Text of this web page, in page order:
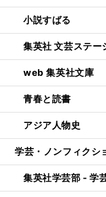
小説すばる
集英社 文芸ステー
web 集英社文庫
青春と読書
アジア人物史
学芸・ノンフィクシ
集英社学芸部 - 学